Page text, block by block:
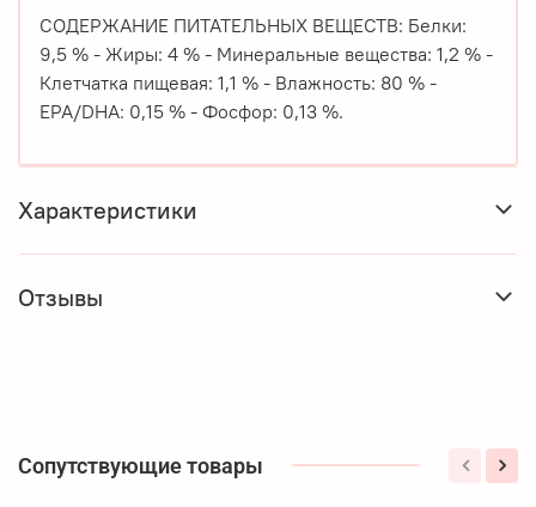
СОДЕРЖАНИЕ ПИТАТЕЛЬНЫХ ВЕЩЕСТВ: Белки:
9,5 % - Жиры: 4 % - Минеральные вещества: 1,2 % -
Клетчатка пищевая: 1,1 % - Влажность: 80 % -
EPA/DHA: 0,15 % - Фосфор: 0,13 %.
Характеристики
Отзывы
Сопутствующие товары